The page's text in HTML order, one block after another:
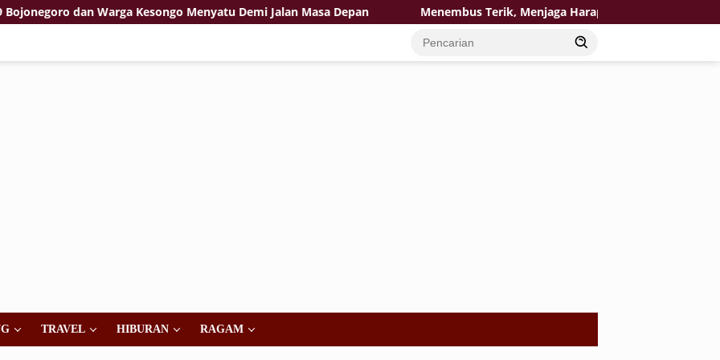
dan Warga Kesongo Menyatu Demi Jalan Masa Depan Menembus Terik, Menjaga Harapan: Satgas TMMD 129
TRAVEL HIBURAN RAGAM